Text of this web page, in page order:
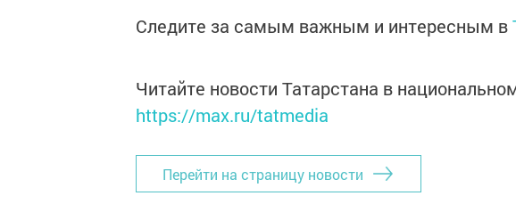
Следите за самым важным и интересным в
Читайте новости Татарстана в
https://max.ru/tatmedia
Перейти на страницу новости